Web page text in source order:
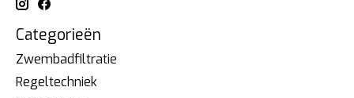
Categorieën
Zwembadfiltratie
Regeltechniek